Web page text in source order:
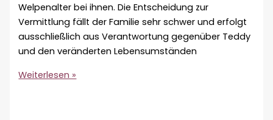
Welpenalter bei ihnen. Die Entscheidung zur
Vermittlung fällt der Familie sehr schwer und erfolgt
ausschließlich aus Verantwortung gegenüber Teddy
und den veränderten Lebensumständen
Vermittlungshilfe
Weiterlesen »